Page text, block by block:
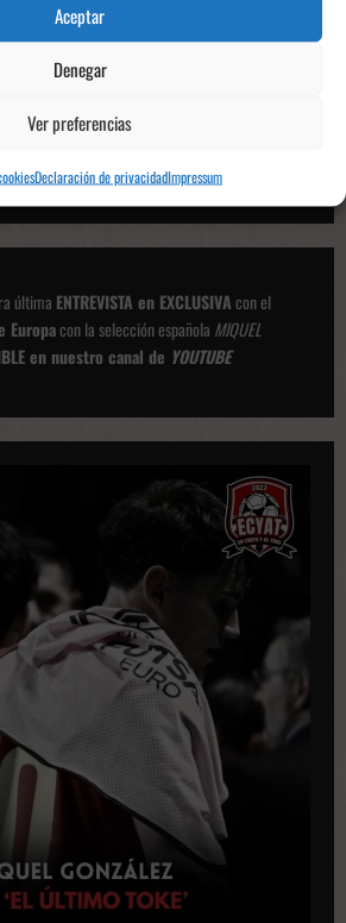
Aceptar
Denegar
Ver preferencias
Declaración de privacidadImpressum
última ENTREVISTA en EXCLUSIVAcon el
Europacon la selección española MIQUEL
en nuestro canal de YOUTUBE